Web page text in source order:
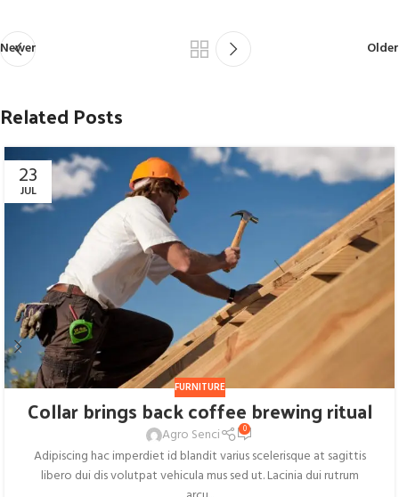
Newer Older
Related Posts
23
JUL
FURNITURE
Collar brings back coffee brewing ritual
Agro Senci 0
Adipiscing hac imperdiet id blandit varius scelerisque at sagittis
libero dui dis volutpat vehicula mus sed ut. Lacinia dui rutrum